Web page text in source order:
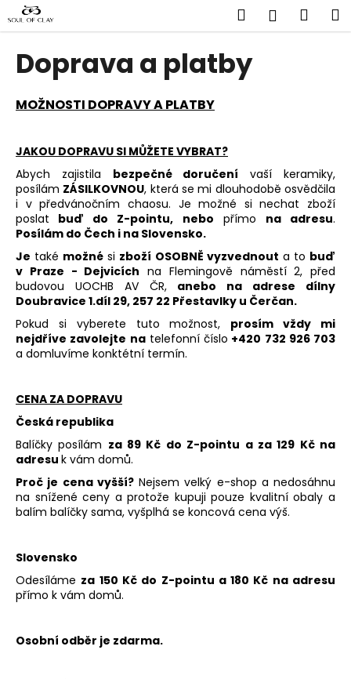
Přejít
na
obsah
Hledat
Doprava a platby
MOŽNOSTI DOPRAVY A PLATBY
JAKOU DOPRAVU SI MŮŽETE VYBRAT?
Abych zajistila bezpečné doručení vaší keramiky,
posílám ZÁSILKOVNOU, která se mi dlouhodobě osvědčila
i v předvánočním chaosu. Je možné si nechat zboží
poslat buď do Z-pointu, nebo přímo na adresu.
Posílám do Čech i na Slovensko.
Je také možné si zboží OSOBNĚ vyzvednout a to buď
v Praze - Dejvicích na Flemingově náměstí 2, před
budovou UOCHB AV ČR, anebo na adrese dílny
Doubravice 1.díl 29, 257 22 Přestavlky u Čerčan.
Pokud si vyberete tuto možnost, prosím vždy mi
nejdříve zavolejte natelefonní číslo +420 732 926 703
a domluvíme konktétní termín.
CENA ZA DOPRAVU
Česká republika
Balíčky posílám za 89 Kč do Z-pointu a za 129 Kč na
adresu k vám domů.
Proč je cena vyšší?Nejsem velký e-shop a nedosáhnu
na snížené ceny a protože kupuji pouze kvalitní obaly a
balím balíčky sama, vyšplhá se koncová cena výš.
Slovensko
Odesíláme za 150 Kč do Z-pointu a 180 Kč na adresu
přímo k vám domů.
Osobní odběr je zdarma.
o
o
o
t
ř
e
b
u
j
e
t
e
n
j
í
t
?
D
p